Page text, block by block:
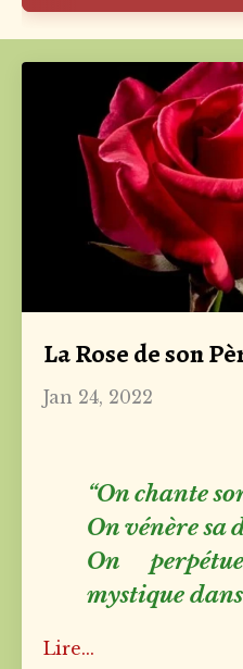
La Rose de son
Jan 24, 2022
“On chante
On vénère sa
On
mystique
Lire...